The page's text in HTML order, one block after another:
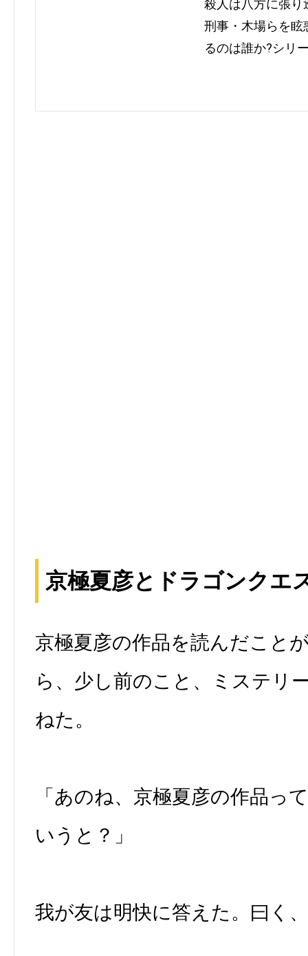
殺人は八方に張り
刑事・木場らを眩
るのは誰か?シリ
京極夏彦とドラゴンクエ
京極夏彦の作品を読んだこと
ら、少し前のこと、ミステリ
ねた。
「あのね、京極夏彦の作品っ
いうと？」
我が友は明快に答えた。曰く、